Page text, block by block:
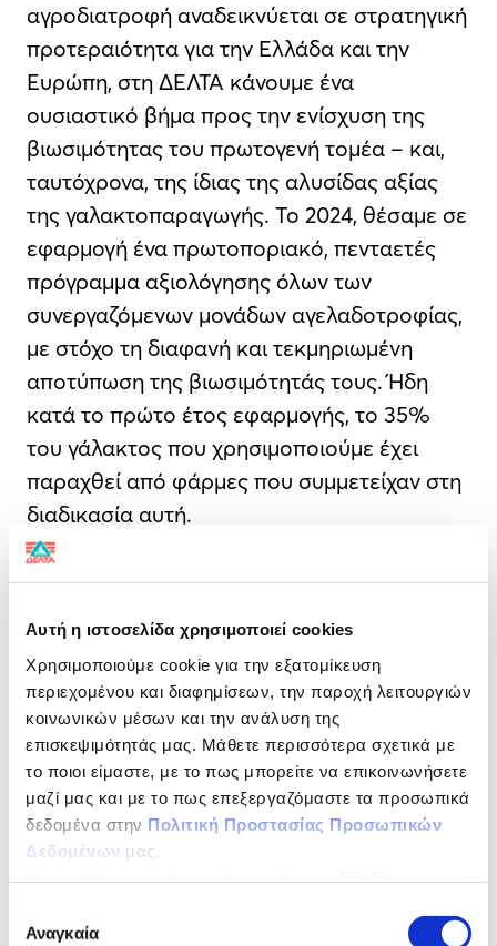
Αυτή η ιστοσελίδα χρησιμοποιεί cookies
Χρησιμοποιούμε cookie για την εξατομίκευση
περιεχομένου και διαφημίσεων, την παροχή λειτουργιών
κοινωνικών μέσων και την ανάλυση της
επισκεψιμότητάς μας. Μάθετε περισσότερα σχετικά με
το ποιοι είμαστε, με το πως μπορείτε να επικοινωνήσετε
μαζί μας και με το πως επεξεργαζόμαστε τα προσωπικά
δεδομένα στην Πολιτική Προστασίας Προσωπικών
Δεδομένων μας.
συγκατάθεσης
Αναγκαία
αγροδιατροφή αναδεικνύεται σε στρατηγική
προτεραιότητα για την Ελλάδα και την
Ευρώπη, στη ΔΕΛΤΑ κάνουμε ένα
ουσιαστικό βήμα προς την ενίσχυση της
βιωσιμότητας του πρωτογενή τομέα – και,
ταυτόχρονα, της ίδιας της αλυσίδας αξίας
της γαλακτοπαραγωγής. Το 2024, θέσαμε σε
εφαρμογή ένα πρωτοποριακό, πενταετές
πρόγραμμα αξιολόγησης όλων των
συνεργαζόμενων μονάδων αγελαδοτροφίας,
με στόχο τη διαφανή και τεκμηριωμένη
αποτύπωση της βιωσιμότητάς τους. Ήδη
κατά το πρώτο έτος εφαρμογής, το 35%
του γάλακτος που χρησιμοποιούμε έχει
παραχθεί από φάρμες που συμμετείχαν στη
διαδικασία αυτή.
Η αξιολόγηση βασίζεται σε τρεις κρίσιμους
βιοασφάλεια και το περιβαλλοντικό
αποτύπωμα, και υλοποιείται μέσω επιτόπιων
επισκέψεων, αναλυτικών ερωτηματολογίων
και αυστηρής αξιολόγησης πρακτικών, σε
συνεργασία με το Γεωπονικό Πανεπιστήμιο
Αθηνών. Η πρωτοβουλία αυτή έρχεται να
ενσωματωθεί στο Σχέδιο Δράσης «ΓΑΙΑ»,
υπεύθυνων και βιώσιμων πρακτικών στην